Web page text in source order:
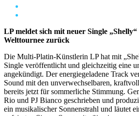
LP meldet sich mit neuer Single
Welttournee zurück
Die Multi-Platin-Künstlerin LP hat mit
Single veröffentlicht und gleichzeitig eine
angekündigt. Der energiegeladene Track
Sound mit den unverwechselbaren,
bereits jetzt für sommerliche Stimmung.
Rio und PJ Bianco geschrieben und
ein musikalischer Sonnenstrahl und läutet